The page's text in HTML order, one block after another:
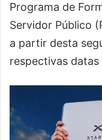
Programa de
Servidor Público
a partir desta
respectivas